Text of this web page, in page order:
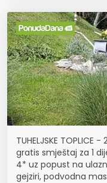
TUHELJSKE
gratis smještaj za 1
4* uz popust na
gejziri, podvodna